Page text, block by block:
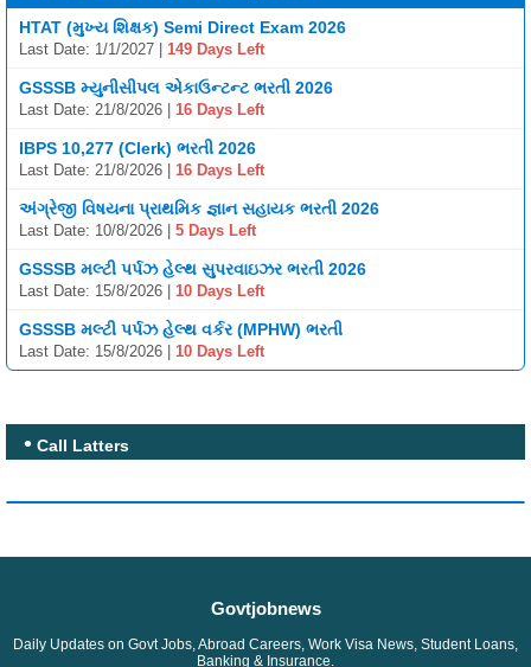
HTAT (મુખ્ય શિક્ષક) Semi Direct Exam 2026
Last Date: 1/1/2027 | 149 Days Left
GSSSB મ્યુનીસીપલ એકાઉન્ટન્ટ ભરતી 2026
Last Date: 21/8/2026 | 16 Days Left
IBPS 10,277 (Clerk) ભરતી 2026
Last Date: 21/8/2026 | 16 Days Left
અંગ્રેજી વિષયના પ્રાથમિક જ્ઞાન સહાયક ભરતી 2026
Last Date: 10/8/2026 | 5 Days Left
GSSSB મલ્ટી પર્પઝ હેલ્થ સુપરવાઇઝર ભરતી 2026
Last Date: 15/8/2026 | 10 Days Left
GSSSB મલ્ટી પર્પઝ હેલ્થ વર્કર (MPHW) ભરતી
Last Date: 15/8/2026 | 10 Days Left
Call Latters
Govtjobnews
Daily Updates on Govt Jobs, Abroad Careers, Work Visa News, Student Loans,
Banking & Insurance.